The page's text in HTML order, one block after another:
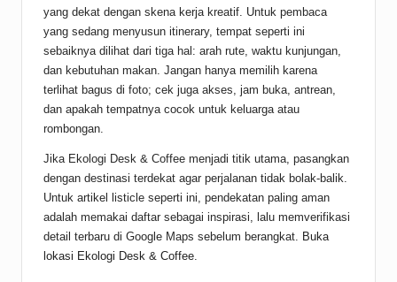
yang dekat dengan skena kerja kreatif. Untuk pembaca
yang sedang menyusun itinerary, tempat seperti ini
sebaiknya dilihat dari tiga hal: arah rute, waktu kunjungan,
dan kebutuhan makan. Jangan hanya memilih karena
terlihat bagus di foto; cek juga akses, jam buka, antrean,
dan apakah tempatnya cocok untuk keluarga atau
rombongan.
Jika Ekologi Desk & Coffee menjadi titik utama, pasangkan
dengan destinasi terdekat agar perjalanan tidak bolak-balik.
Untuk artikel listicle seperti ini, pendekatan paling aman
adalah memakai daftar sebagai inspirasi, lalu memverifikasi
detail terbaru di Google Maps sebelum berangkat. Buka
lokasi Ekologi Desk & Coffee